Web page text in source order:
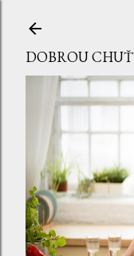
DOBROU CHUŤ